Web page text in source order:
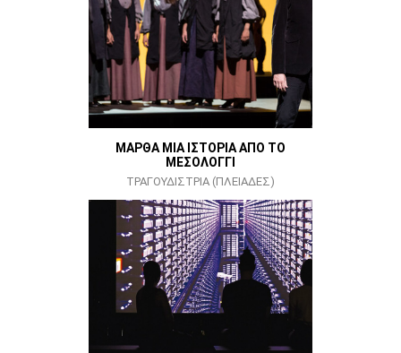
ΜΑΡΘΑ ΜΙΑ ΙΣΤΟΡΙΑ ΑΠΟ ΤΟ
ΜΕΣΟΛΟΓΓΙ
ΤΡΑΓΟΥΔΙΣΤΡΙΑ (ΠΛΕΙΑΔΕΣ)